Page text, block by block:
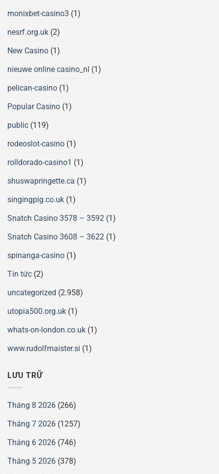
monixbet-casino3 (1)
nesrf.org.uk (2)
New Casino (1)
nieuwe online casino_nl (1)
pelican-casino (1)
Popular Casino (1)
public (119)
rodeoslot-casino (1)
rolldorado-casino1 (1)
shuswapringette.ca (1)
singingpig.co.uk (1)
Snatch Casino 3578 – 3592 (1)
Snatch Casino 3608 – 3622 (1)
spinanga-casino (1)
Tin tức (2)
uncategorized (2.958)
utopia500.org.uk (1)
whats-on-london.co.uk (1)
www.rudolfmaister.si (1)
LƯU TRỮ
Tháng 8 2026 (266)
Tháng 7 2026 (1257)
Tháng 6 2026 (746)
Tháng 5 2026 (378)